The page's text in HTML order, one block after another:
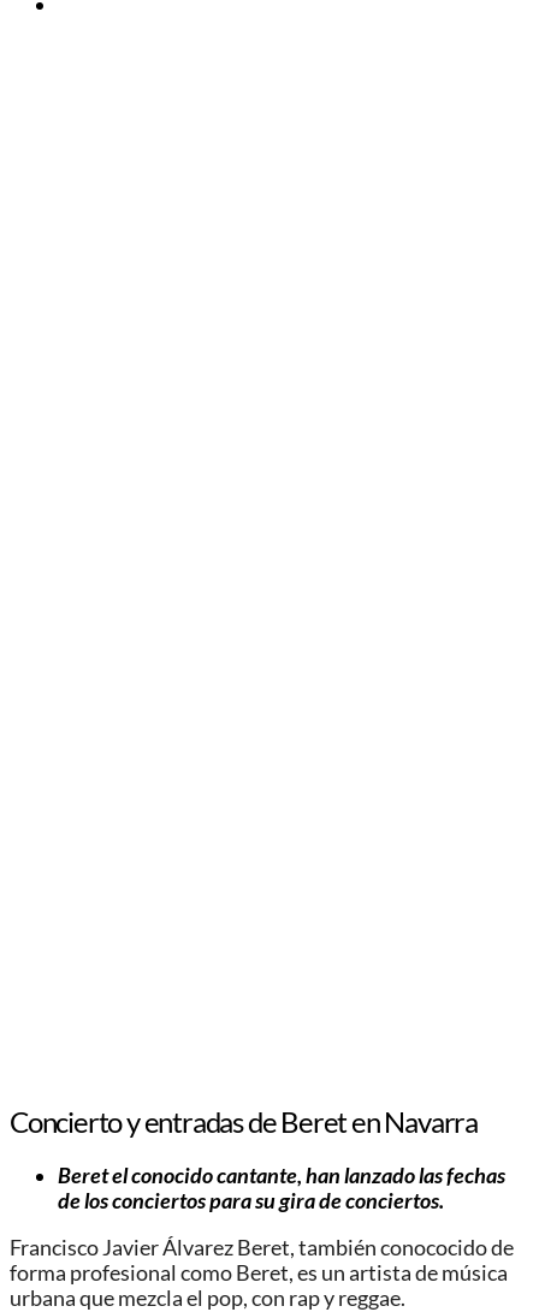
Concierto y entradas de Beret en Navarra
Beret el conocido cantante, han lanzado las fechas
de los conciertos para su gira de conciertos.
Francisco Javier Álvarez Beret, también conococido de
forma profesional como Beret, es un artista de música
urbana que mezcla el pop, con rap y reggae.